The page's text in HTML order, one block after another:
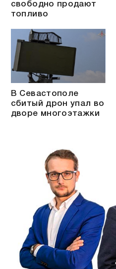
свободно продают
топливо
В Севастополе
сбитый дрон упал во
дворе многоэтажки